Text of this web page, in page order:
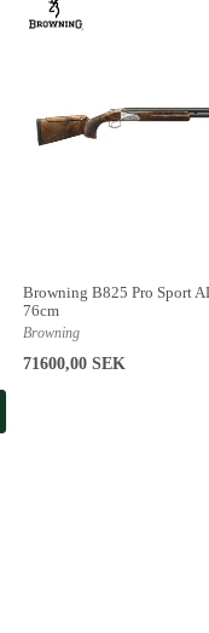
Browning B825 Pro Sport
76cm
Browning
71600,00 SEK